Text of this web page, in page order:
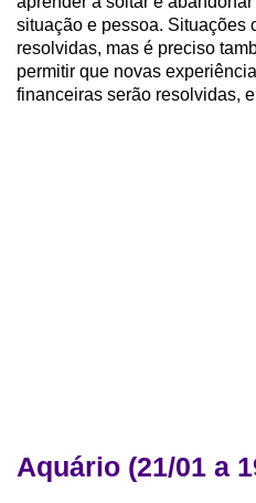
situação e pessoa. Situações
resolvidas, mas é preciso
permitir que novas
financeiras serão resolvidas,
Aquário (21/01 a